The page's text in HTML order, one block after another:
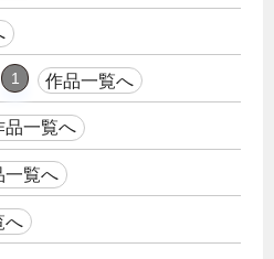
1 作品一覧へ
品一覧へ
一覧へ
へ